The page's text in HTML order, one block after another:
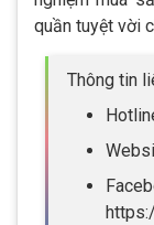
quần tuyệt vời
Thông tin